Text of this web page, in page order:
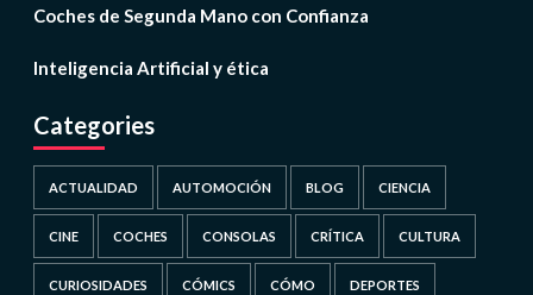
Coches de Segunda Mano con Confianza
Inteligencia Artificial y ética
Categories
ACTUALIDAD AUTOMOCIÓN BLOG CIENCIA
CINE COCHES CONSOLAS CRÍTICA CULTURA
CURIOSIDADES CÓMICS CÓMO DEPORTES